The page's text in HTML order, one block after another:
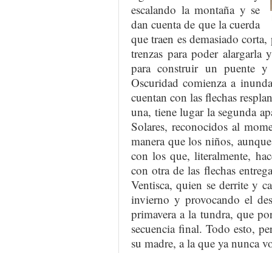
escalando la montaña y se
dan cuenta de que la cuerda
que traen es demasiado
trenzas para poder alargarla
para construir un puente
Oscuridad comienza a
cuentan con las flechas
una, tiene lugar la segunda
Solares, reconocidos al
manera que los niños,
con los que, literalmente,
con otra de las flechas
Ventisca, quien se derrite y
invierno y provocando el
primavera a la tundra, que
secuencia final. Todo esto,
su madre, a la que ya nunca